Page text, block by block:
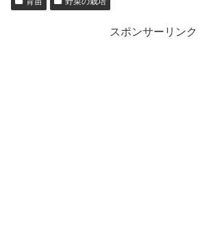
スポンサーリンク